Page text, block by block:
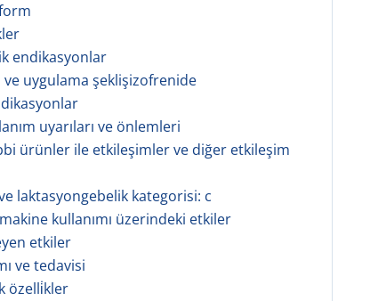
endikasyonlar
uygulama şeklişizofrenide
uyarıları ve önlemleri
ürünler ile etkileşimler ve diğer etkileşim
laktasyongebelik kategorisi: c
kullanımı üzerindeki etkiler
etkiler
ve tedavisi
özelli̇kler